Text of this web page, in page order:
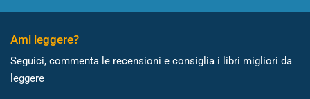
Ami leggere?
Seguici, commenta le recensioni e consiglia i libri migliori da
leggere